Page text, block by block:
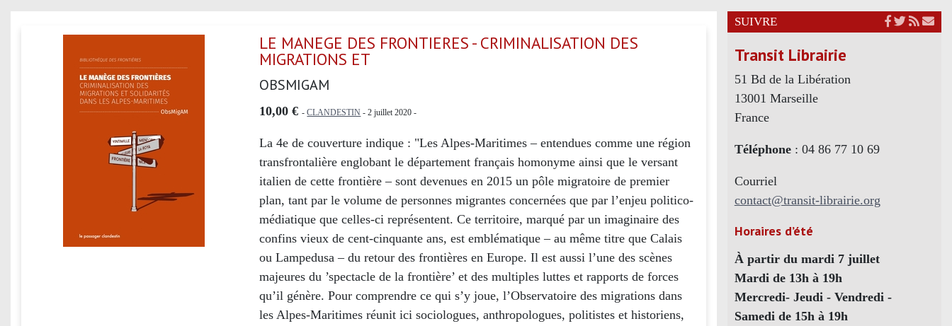
LE MANEGE DES FRONTIERES - CRIMINALISATION DES
MIGRATIONS ET
OBSMIGAM
10,00 € -CLANDESTIN - 2 juillet 2020 -
La 4e de couverture indique : "Les Alpes-Maritimes – entendues comme une région
transfrontalière englobant le département français homonyme ainsi que le versant
italien de cette frontière – sont devenues en 2015 un pôle migratoire de premier
plan, tant par le volume de personnes migrantes concernées que par l’enjeu politico-
médiatique que celles-ci représentent. Ce territoire, marqué par un imaginaire des
confins vieux de cent-cinquante ans, est emblématique – au même titre que Calais
ou Lampedusa – du retour des frontières en Europe. Il est aussi l’une des scènes
majeures du ’spectacle de la frontière’ et des multiples luttes et rapports de forces
qu’il génère. Pour comprendre ce qui s’y joue, l’Observatoire des migrations dans
les Alpes-Maritimes réunit ici sociologues, anthropologues, politistes et historiens,
SUIVRE
Transit Librairie
51 Bd de la Libération
13001 Marseille
France
Téléphone: 04 86 77 10 69
Courriel
contact@transit-librairie.org
Horaires d’été
À partir du mardi 7 juillet
Mardi de 13h à 19h
Mercredi- Jeudi - Vendredi -
Samedi de 15h à 19h